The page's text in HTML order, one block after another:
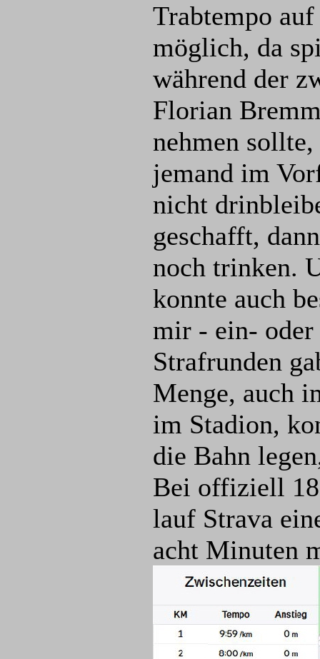
Trabtempo
möglich, da
während der
Florian
nehmen
jemand im
nicht
geschafft,
noch trinken.
konnte auch
mir - ein- oder
Strafrunden
Menge, auch
im Stadion,
die Bahn
Bei offiziell
lauf Strava
acht Minuten